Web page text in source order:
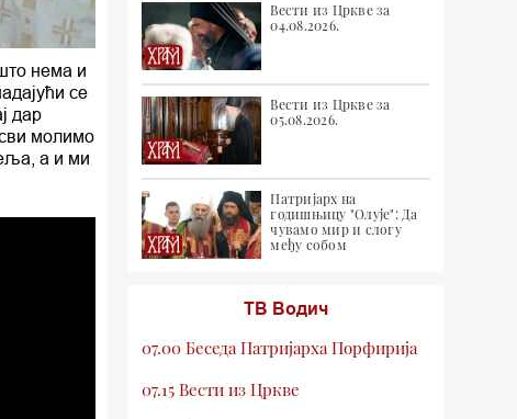
нема и
се
дар
молимо
а и ми
Вести из Цркве за
04.08.2026.
Вести из Цркве за
05.08.2026.
Патријарх на
годишњицу "Олује": Да
чувамо мир и слогу
међу собом
ТВ Водич
07.00 Беседа Патријарха Порфирија
07.15 Вести из Цркве